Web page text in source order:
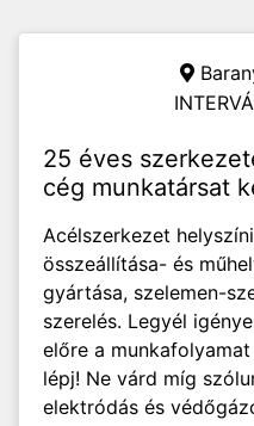
25 éves
cég munkatársat
Acélszerkezet helyszíni
összeállítása- és
gyártása, szelemen-
szerelés. Legyél
előre a
lépj! Ne várd míg
elektródás és